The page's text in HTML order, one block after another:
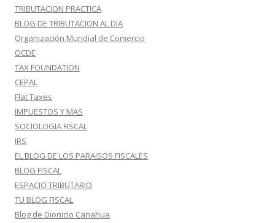
TRIBUTACION PRACTICA
BLOG DE TRIBUTACION AL DIA
Organización Mundial de Comercio
OCDE
TAX FOUNDATION
CEPAL
Flat Taxes
IMPUESTOS Y MAS
SOCIOLOGIA FISCAL
IRS
EL BLOG DE LOS PARAISOS FISCALES
BLOG FISCAL
ESPACIO TRIBUTARIO
TU BLOG FISCAL
Blog de Dionicio Canahua